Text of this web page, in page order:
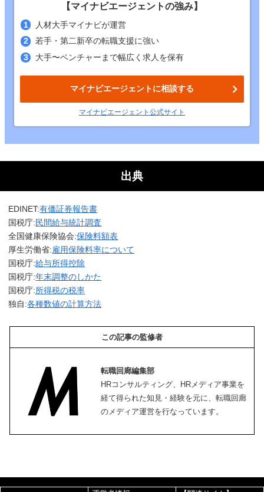
【マイナビエージェントの強み】
人材大手マイナビが運営
若手・第二新卒の転職支援に強い
大手〜ベンチャーまで幅広く求人を保有
マイナビエージェントに相談する
マイナビエージェント 公式サイト
出典
EDINET:有価証券報告書
国税庁:民間給与統計調査
全国健康保険協会:保険料額表
厚生労働省:雇用保険料率について
国税庁:給与所得控除
国税庁:年末調整のしかた
国税庁:所得税の税率
独自:各種数値の計算方法
この記事の監修者
転職回廊編集部
HRコンサルティング、HRメディア事業を
経て得られた知見・経験を元に、転職回廊
のメディア運営を行なっています。